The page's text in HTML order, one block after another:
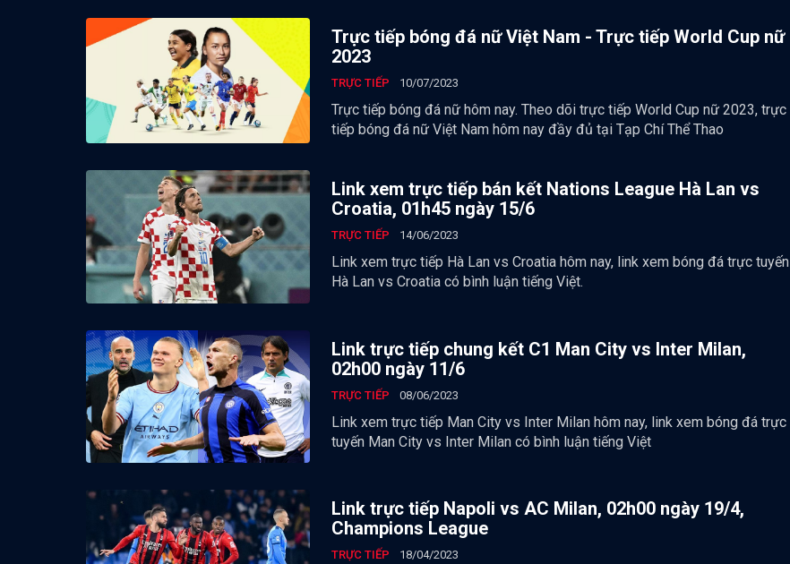
Trực tiếp bóng đá nữ Việt Nam - Trực tiếp World Cup nữ
2023
TRỰC TIẾP 10/07/2023
Trực tiếp bóng đá nữ hôm nay. Theo dõi trực tiếp World Cup nữ 2023, trực
tiếp bóng đá nữ Việt Nam hôm nay đầy đủ tại Tạp Chí Thể Thao
Link xem trực tiếp bán kết Nations League Hà Lan vs
Croatia, 01h45 ngày 15/6
TRỰC TIẾP 14/06/2023
Link xem trực tiếp Hà Lan vs Croatia hôm nay, link xem bóng đá trực tuyến
Hà Lan vs Croatia có bình luận tiếng Việt.
Link trực tiếp chung kết C1 Man City vs Inter Milan,
02h00 ngày 11/6
TRỰC TIẾP 08/06/2023
Link xem trực tiếp Man City vs Inter Milan hôm nay, link xem bóng đá trực
tuyến Man City vs Inter Milan có bình luận tiếng Việt
Link trực tiếp Napoli vs AC Milan, 02h00 ngày 19/4,
Champions League
TRỰC TIẾP 18/04/2023